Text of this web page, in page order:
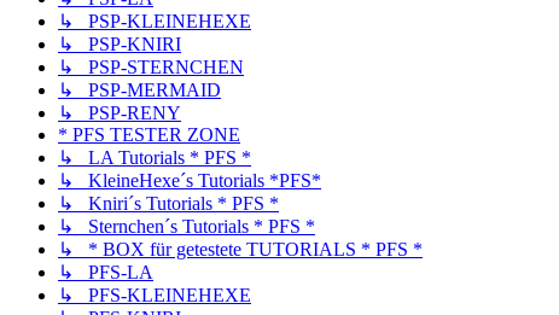
↳ PSP-KLEINEHEXE
↳ PSP-KNIRI
↳ PSP-STERNCHEN
↳ PSP-MERMAID
↳ PSP-RENY
* PFS TESTER ZONE
↳ LA Tutorials * PFS *
↳ KleineHexe´s Tutorials *PFS*
↳ Kniri´s Tutorials * PFS *
↳ Sternchen´s Tutorials * PFS *
↳ * BOX für getestete TUTORIALS * PFS *
↳ PFS-LA
↳ PFS-KLEINEHEXE